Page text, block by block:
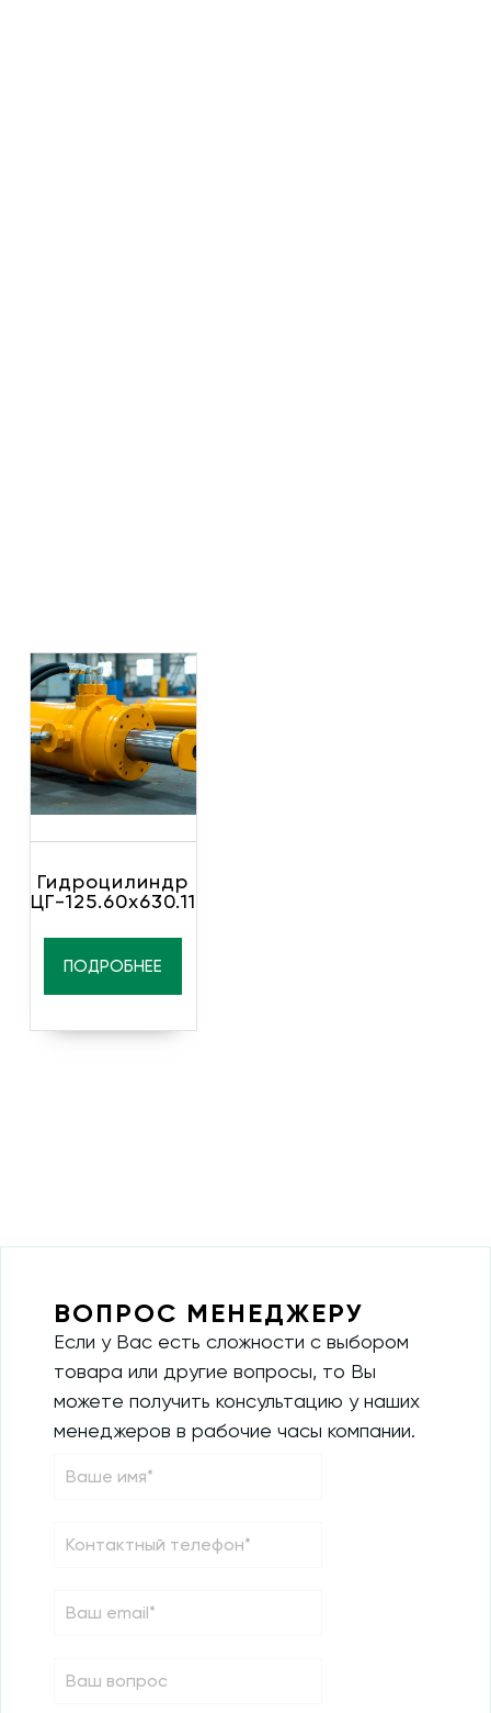
Гидроцилиндр
ЦГ-125.60х630.11
ПОДРОБНЕЕ
ВОПРОС МЕНЕДЖЕРУ
Если у Вас есть сложности с выбором
товара или другие вопросы, то Вы
можете получить консультацию у наших
менеджеров в рабочие часы компании.